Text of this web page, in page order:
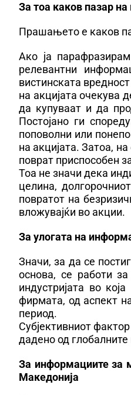
За тоа каков пазар
Прашањето е каков
Ако ја
релевантни
вистинската
на акцијата очекува
да купуваат и да
Постојано ги
поповолни или
на акцијата. Затоа,
поврат приспособен
Тоа не значи дека
целина,
повратот на
вложувајќи во акции.
За улогата на
Значи, за да се
основа, се работи
индустријата во
фирмата, од аспект
период.
Субјективниот
дадено од
За информациите за
Македонија